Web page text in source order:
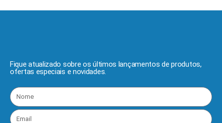
Fique atualizado sobre os últimos lançamentos de produtos,
ofertas especiais e novidades.